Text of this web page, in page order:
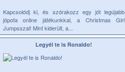
Kapcsolódj ki, és szórakozz egy jót legújabb
jópofa online játékunkkal, a Christmas Girl
Jumpsszal! Mint kiderült, a...
Legyél te is Ronaldo!